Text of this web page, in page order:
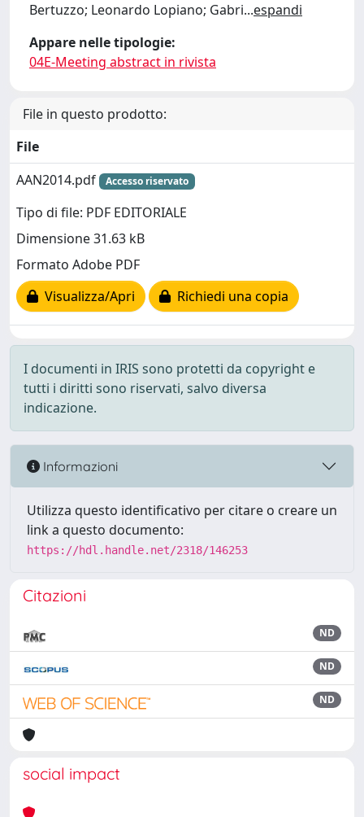
Bertuzzo; Leonardo Lopiano; Gabri...espandi
Appare nelle tipologie:
04E-Meeting abstract in rivista
File in questo prodotto:
File
AAN2014.pdf
Accesso riservato
Tipo di file: PDF EDITORIALE
Dimensione 31.63 kB
Formato Adobe PDF
Visualizza/Apri
Richiedi una copia
I documenti in IRIS sono protetti da copyright e
tutti i diritti sono riservati, salvo diversa
indicazione.
Informazioni
Utilizza questo identificativo per citare o creare un
link a questo documento:
https://hdl.handle.net/2318/146253
Citazioni
ND
ND
ND
social impact